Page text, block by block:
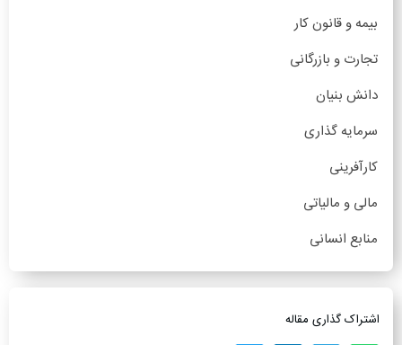
بیمه و قانون کار
تجارت و بازرگانی
دانش بنیان
سرمایه گذاری
کارآفرینی
مالی و مالیاتی
منابع انسانی
اشتراک گذاری مقاله